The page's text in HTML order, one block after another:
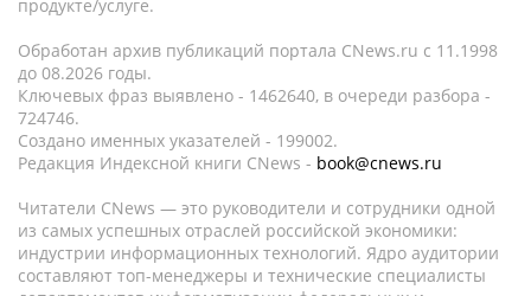
продукте/услуге.
Обработан архив публикаций портала CNews.ru c 11.1998
до 08.2026 годы.
Ключевых фраз выявлено - 1462640, в очереди разбора -
724746.
Создано именных указателей - 199002.
Редакция Индексной книги CNews - book@cnews.ru
Читатели CNews — это руководители и сотрудники одной
из самых успешных отраслей российской экономики:
индустрии информационных технологий. Ядро аудитории
составляют топ-менеджеры и технические специалисты